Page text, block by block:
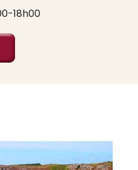
18h00